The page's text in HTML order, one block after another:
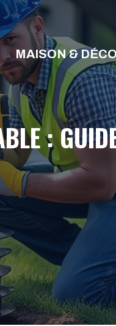
MAISON & DÉCO
: